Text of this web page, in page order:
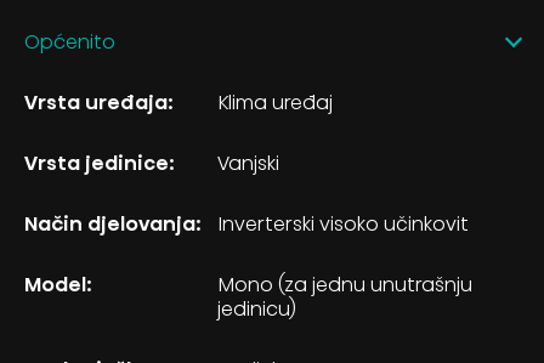
Općenito
Vrsta uređaja: Klima uređaj
Vrsta jedinice: Vanjski
Način djelovanja: Inverterski visoko učinkovit
Model:
Mono (za jednu unutrašnju
jedinicu)